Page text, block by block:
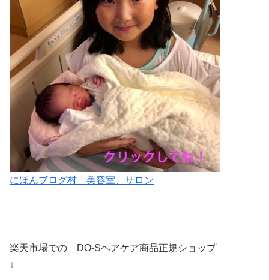
にほんブログ村 美容室、サロン
楽天市場での DO-Sヘアケア商品正規ショップ
↓